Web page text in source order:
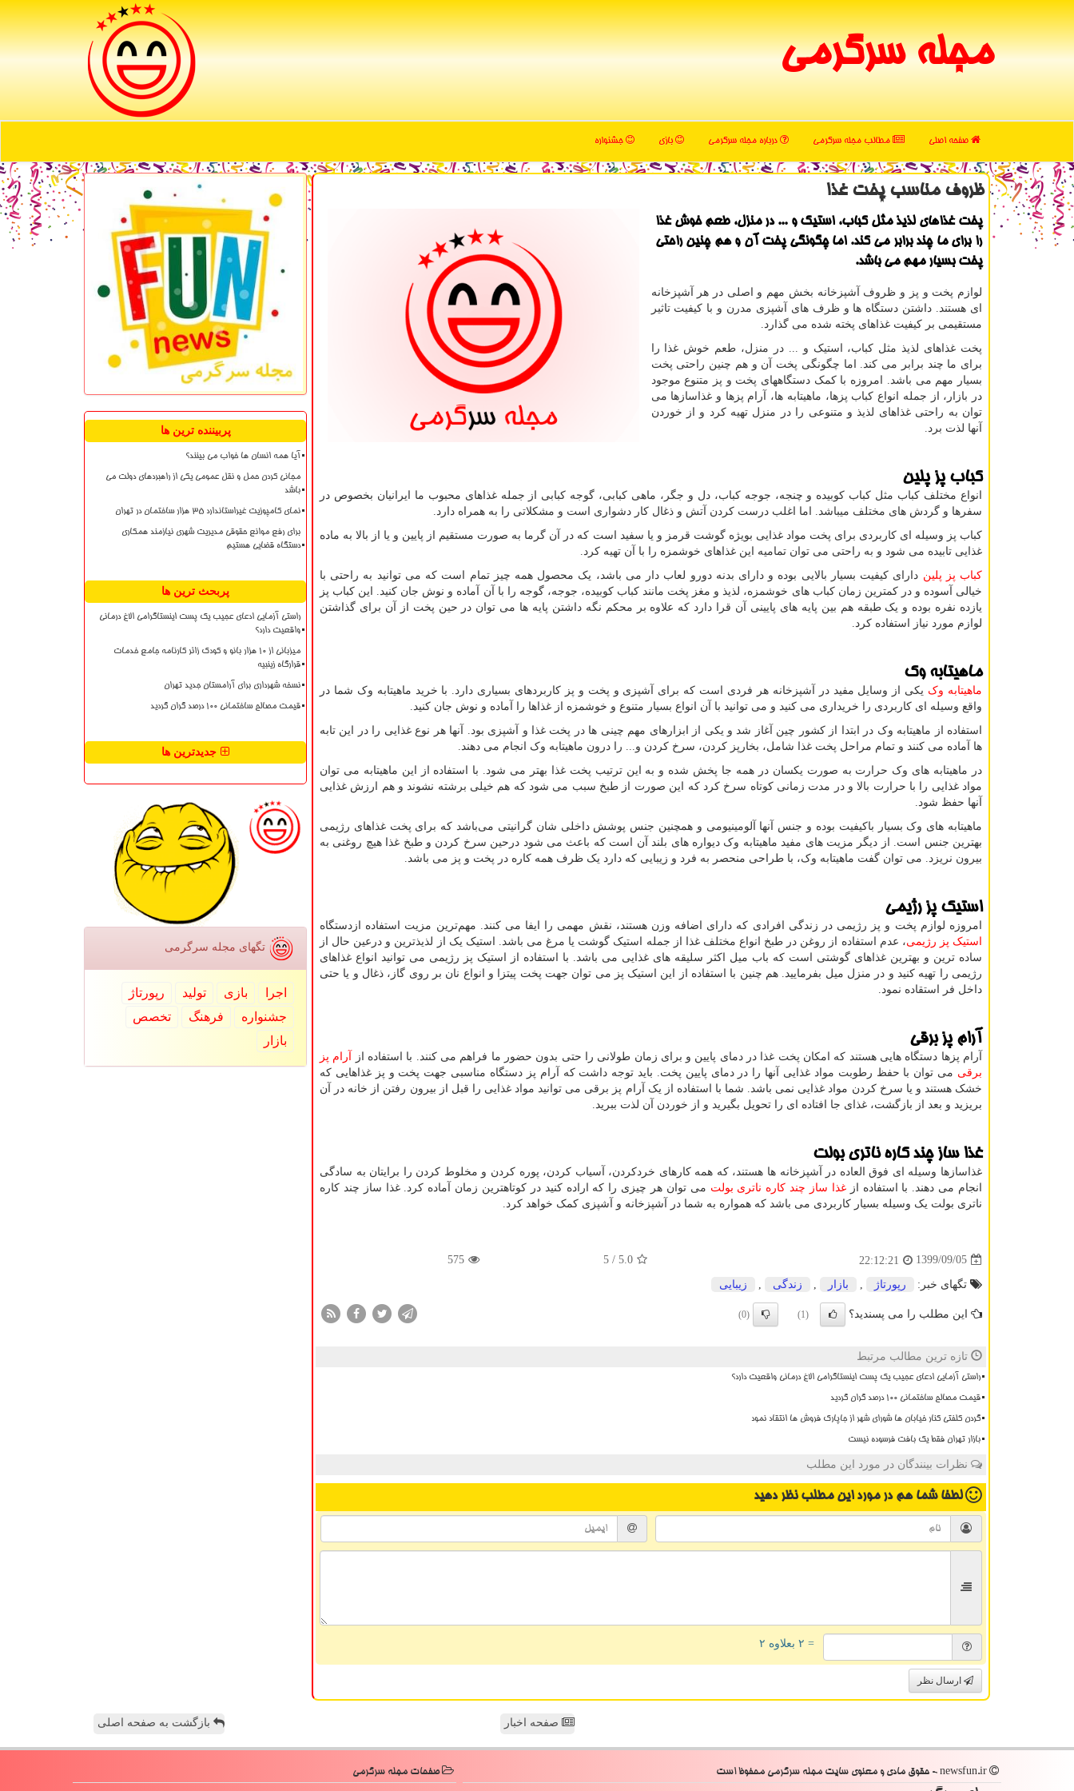
مجله سرگرمی
صفحه اصلی مطالب مجله سرگرمی درباره مجله سرگرمی بازی جشنواره
ظروف مناسب پخت غذا
پخت غذاهای لذیذ مثل كباب، استیك و ... در منزل، طعم خوش غذا
را برای ما چند برابر می كند. اما چگونگی پخت آن و هم چنین راحتی
پخت بسیار مهم می باشد.
لوازم پخت و پز و ظروف آشپزخانه بخش مهم و اصلی در هر آشپزخانه
ای هستند. داشتن دستگاه ها و ظرف های آشپزی مدرن و با کیفیت تاثیر
مستقیمی بر کیفیت غذاهای پخته شده می گذارد.
پخت غذاهای لذیذ مثل کباب، استیک و ... در منزل، طعم خوش غذا را
برای ما چند برابر می کند. اما چگونگی پخت آن و هم چنین راحتی پخت
بسیار مهم می باشد. امروزه با کمک دستگاههای پخت و پز متنوع موجود
در بازار، از جمله انواع کباب پزها، ماهیتابه ها، آرام پزها و غذاسازها می
توان به راحتی غذاهای لذیذ و متنوعی را در منزل تهیه کرد و از خوردن
آنها لذت برد.
کباب پز پلین
انواع مختلف کباب مثل کباب کوبیده و چنجه، جوجه کباب، دل و جگر، ماهی کبابی، گوجه کبابی از جمله غذاهای محبوب ما ایرانیان بخصوص در
سفرها و گردش های مختلف میباشد. اما اغلب درست کردن آتش و ذغال کار دشواری است و مشکلاتی را به همراه دارد.
کباب پز وسیله ای کاربردی برای پخت مواد غذایی بویژه گوشت قرمز و یا سفید است که در آن گرما به صورت مستقیم از پایین و یا از بالا به ماده
غذایی تابیده می شود و به راحتی می توان تمامیه این غذاهای خوشمزه را با آن تهیه کرد.
کباب پز پلین دارای کیفیت بسیار بالایی بوده و دارای بدنه دورو لعاب دار می باشد، یک محصول همه چیز تمام است که می توانید به راحتی با
خیالی آسوده و در کمترین زمان کباب های خوشمزه، لذیذ و مغز پخت مانند کباب کوبیده، جوجه، گوجه را با آن آماده و نوش جان کنید. این کباب پز
یازده نفره بوده و یک طبقه هم بین پایه های پایینی آن قرا دارد که علاوه بر محکم نگه داشتن پایه ها می توان در حین پخت از آن برای گذاشتن
لوازم مورد نیاز استفاده کرد.
ماهیتابه وک
ماهیتابه وک یکی از وسایل مفید در آشپزخانه هر فردی است که برای آشپزی و پخت و پز کاربردهای بسیاری دارد. با خرید ماهیتابه وک شما در
واقع وسیله ای کاربردی را خریداری می کنید و می توانید با آن انواع بسیار متنوع و خوشمزه از غذاها را آماده و نوش جان کنید.
استفاده از ماهیتابه وک در ابتدا از کشور چین آغاز شد و یکی از ابزارهای مهم چینی ها در پخت غذا و آشپزی بود. آنها هر نوع غذایی را در این تابه
ها آماده می کنند و تمام مراحل پخت غذا شامل، بخارپز کردن، سرخ کردن و... را درون ماهیتابه وک انجام می دهند.
در ماهیتابه های وک حرارت به صورت یکسان در همه جا پخش شده و به این ترتیب پخت غذا بهتر می شود. با استفاده از این ماهیتابه می توان
مواد غذایی را با حرارت بالا و در مدت زمانی کوتاه سرخ کرد که این صورت از طبخ سبب می شود که هم خیلی برشته نشوند و هم ارزش غذایی
آنها حفظ شود.
ماهیتابه های وک بسیار باکیفیت بوده و جنس آنها آلومینیومی و همچنین جنس پوشش داخلی شان گرانیتی می‌باشد که برای پخت غذاهای رژیمی
بهترین جنس است. از دیگر مزیت های مفید ماهیتابه وک دیواره های بلند آن است که باعث می شود درحین سرخ کردن و طبخ غذا هیچ روغنی به
بیرون نریزد. می توان گفت ماهیتابه وک، با طراحی منحصر به فرد و زیبایی که دارد یک ظرف همه کاره در پخت و پز می باشد.
استیک پز رژیمی
امروزه لوازم پخت و پز رژیمی در زندگی افرادی که دارای اضافه وزن هستند، نقش مهمی را ایفا می کنند. مهم‌ترین مزیت استفاده ازدستگاه
استیک پز رژیمی، عدم استفاده از روغن در طبخ انواع مختلف غذا از جمله استیک گوشت یا مرغ می باشد. استیک یک از لذیذترین و درعین حال از
ساده ترین و بهترین غذاهای گوشتی است که باب میل اکثر سلیقه های غذایی می باشد. با استفاده از استیک پز رژیمی می توانید انواع غذاهای
رژیمی را تهیه کنید و در منزل میل بفرمایید. هم چنین با استفاده از این استیک پز می توان جهت پخت پیتزا و انواع نان بر روی گاز، ذغال و یا حتی
داخل فر استقاده نمود.
آرام پز برقی
آرام پزها دستگاه هایی هستند که امکان پخت غذا در دمای پایین و برای زمان طولانی را حتی بدون حضور ما فراهم می کنند. با استفاده از
آرام پز
برقی می توان با حفظ رطوبت مواد غذایی آنها را در دمای پایین پخت. باید توجه داشت که آرام پز دستگاه مناسبی جهت پخت و پز غذاهایی که
خشک هستند و یا سرخ کردن مواد غذایی نمی باشد. شما با استفاده از یک آرام پز برقی می توانید مواد غذایی را قبل از بیرون رفتن از خانه در آن
بریزید و بعد از بازگشت، غذای جا افتاده ای را تحویل بگیرید و از خوردن آن لذت ببرید.
غذا ساز چند کاره ناتری بولت
غذاسازها وسیله ای فوق العاده در آشپزخانه ها هستند، که همه کارهای خردکردن، آسیاب کردن، پوره کردن و مخلوط کردن را برایتان به سادگی
انجام می دهند. با استفاده ازغذا ساز چند کاره ناتری بولت می توان هر چیزی را که اراده کنید در کوتاهترین زمان آماده کرد. غذا ساز چند کاره
ناتری بولت یک وسیله بسیار کاربردی می باشد که همواره به شما در آشپزخانه و آشپزی کمک خواهد کرد.
1399/09/05
22:12:21
5.0
/ 5
575
تگهای خبر: رپورتاژ بازار زندگی زیبایی
این مطلب را می پسندید؟ (1)
(0)
تازه ترین مطالب مرتبط
راستی آزمایی ادعای عجیب یک پست اینستاگرامی الاغ درمانی واقعیت دارد؟
قیمت مصالح ساختمانی ۱۰۰ درصد گران گردید
گردن کلفتی کنار خیابان ها شورای شهر از جاپارک فروش ها انتقاد نمود
بازار تهران فقط یک بافت فرسوده نیست
نظرات بینندگان در مورد این مطلب
لطفا شما همدر مورد این مطلب نظر دهید
= ۲ بعلاوه ۲
ارسال نظر
پربیننده ترین ها
آیا همه انسان ها خواب می بینند؟
مجانی کردن حمل و نقل عمومی یکی از راهبردهای دولت می
باشد
نمای کامپوزیت غیراستاندارد ۳۵ هزار ساختمان در تهران
برای رفع موانع حقوقی مدیریت شهری نیازمند همکاری
دستگاه قضایی هستیم
پربحث ترین ها
راستی آزمایی ادعای عجیب یک پست اینستاگرامی الاغ درمانی
واقعیت دارد؟
میزبانی از ۱۰ هزار بانو و کودک زائر کارنامه جامع خدمات
قرارگاه زینبیه
نسخه شهرداری برای آرامستان جدید تهران
قیمت مصالح ساختمانی ۱۰۰ درصد گران گردید
جدیدترین ها
تگهای مجله سرگرمی
اجرا بازی تولید
رپورتاژ
جشنواره
فرهنگ
تخصص
بازار
صفحه اخبار بازگشت به صفحه اصلی
صفحات مجله سرگرمی